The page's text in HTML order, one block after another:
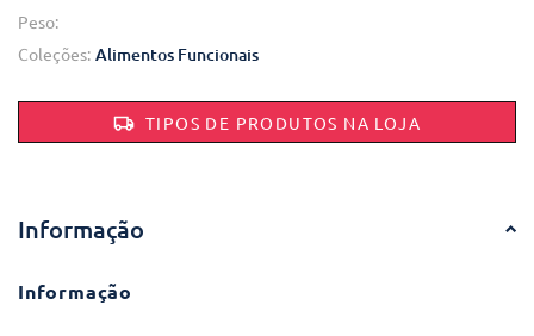
Peso:
Coleções: Alimentos Funcionais
TIPOS DE PRODUTOS NA LOJA
Informação
Informação